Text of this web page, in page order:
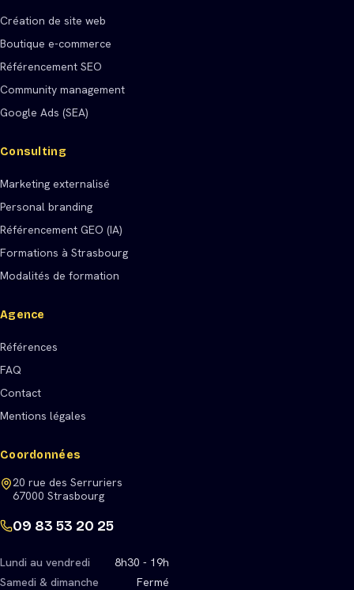
Création de site web
Boutique e-commerce
Référencement SEO
Community management
Google Ads (SEA)
Consulting
Marketing externalisé
Personal branding
Référencement GEO (IA)
Formations à Strasbourg
Modalités de formation
Agence
Références
FAQ
Contact
Mentions légales
Coordonnées
20 rue des Serruriers
67000 Strasbourg
09 83 53 20 25
Lundi au vendredi
8h30 - 19h
Samedi & dimanche
Fermé